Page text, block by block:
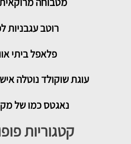
רוטב עגבניות
פלאפל ביתי
עוגת שוקולד נוטלה
נאגטס כמו של
קטגוריות